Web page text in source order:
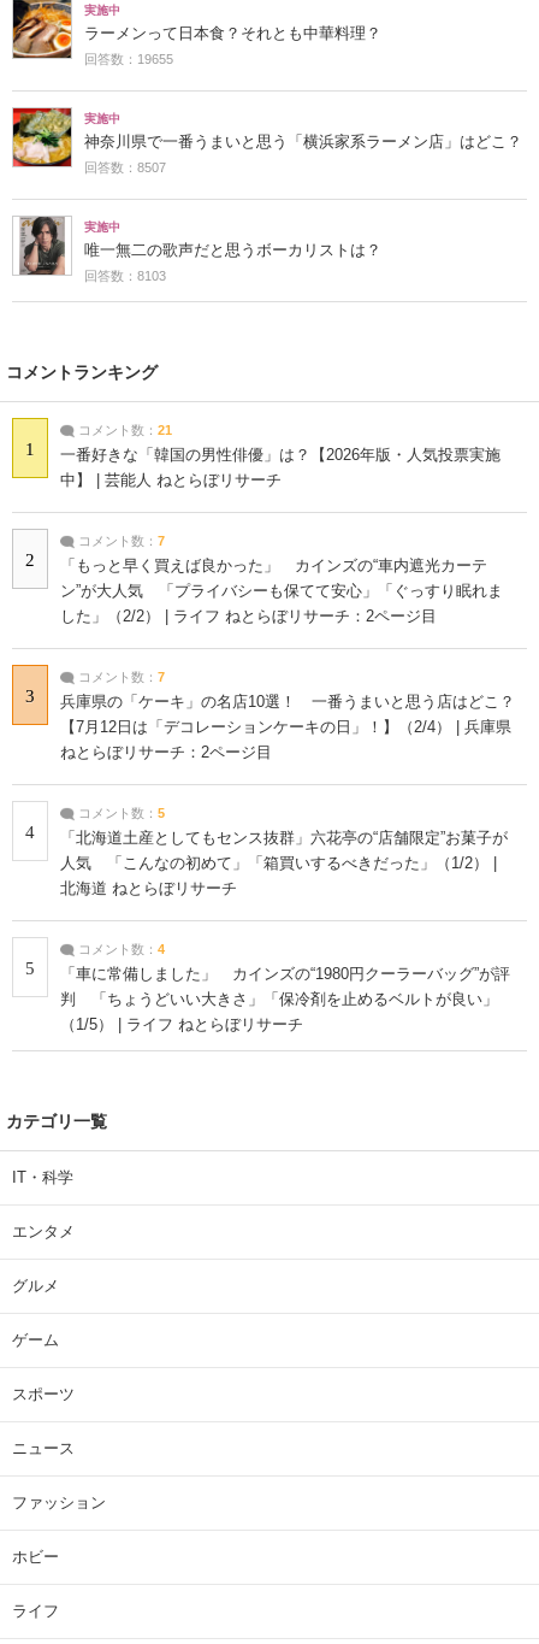
実施中
ラーメンって日本食？それとも中華料理？
回答数：19655
実施中
神奈川県で一番うまいと思う「横浜家系ラーメン店」はどこ？
回答数：8507
実施中
唯一無二の歌声だと思うボーカリストは？
回答数：8103
コメントランキング
1
コメント数： 21
一番好きな「韓国の男性俳優」は？【2026年版・人気投票実施
中】 | 芸能人 ねとらぼリサーチ
2
コメント数： 7
「もっと早く買えば良かった」 カインズの“車内遮光カーテ
ン”が大人気 「プライバシーも保てて安心」「ぐっすり眠れま
した」（2/2） | ライフ ねとらぼリサーチ：2ページ目
3
コメント数： 7
兵庫県の「ケーキ」の名店10選！ 一番うまいと思う店はどこ？
【7月12日は「デコレーションケーキの日」！】（2/4） | 兵庫県
ねとらぼリサーチ：2ページ目
4
コメント数： 5
「北海道土産としてもセンス抜群」六花亭の“店舗限定”お菓子が
人気 「こんなの初めて」「箱買いするべきだった」（1/2） |
北海道 ねとらぼリサーチ
5
コメント数： 4
「車に常備しました」 カインズの“1980円クーラーバッグ”が評
判 「ちょうどいい大きさ」「保冷剤を止めるベルトが良い」
（1/5） | ライフ ねとらぼリサーチ
カテゴリ一覧
IT・科学
エンタメ
グルメ
ゲーム
スポーツ
ニュース
ファッション
ホビー
ライフ